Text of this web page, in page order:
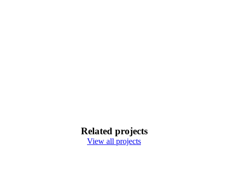
Related projects
View all projects